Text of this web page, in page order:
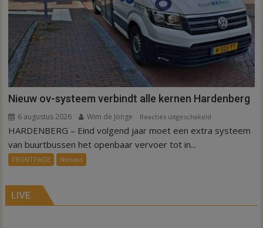
Nieuw ov-systeem verbindt alle kernen Hardenberg
6 augustus 2026 Wim de Jonge Reacties uitgeschakeld
Nieuw
Hardenberg
HARDENBERG – Eind volgend jaar moet een extra systeem
van buurtbussen het openbaar vervoer tot in...
FRONTPAGE Nieuws
LIVE